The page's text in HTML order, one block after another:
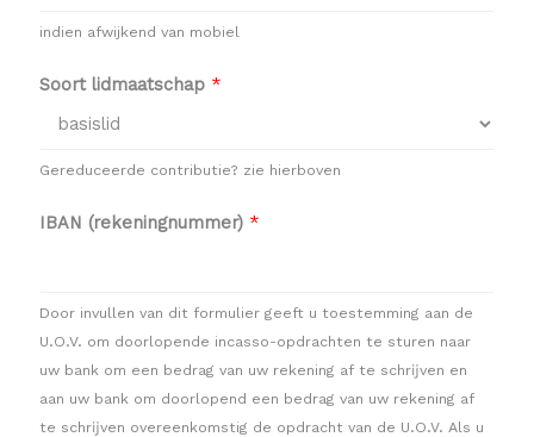
indien afwijkend van mobiel
Soort lidmaatschap *
Gereduceerde contributie? zie hierboven
IBAN (rekeningnummer) *
Door invullen van dit formulier geeft u toestemming aan de
U.O.V. om doorlopende incasso-opdrachten te sturen naar
uw bank om een bedrag van uw rekening af te schrĳven en
aan uw bank om doorlopend een bedrag van uw rekening af
te schrĳven overeenkomstig de opdracht van de U.O.V. Als u